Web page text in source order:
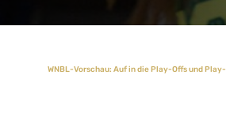
WNBL-Vorschau: Auf in die Play-Offs und